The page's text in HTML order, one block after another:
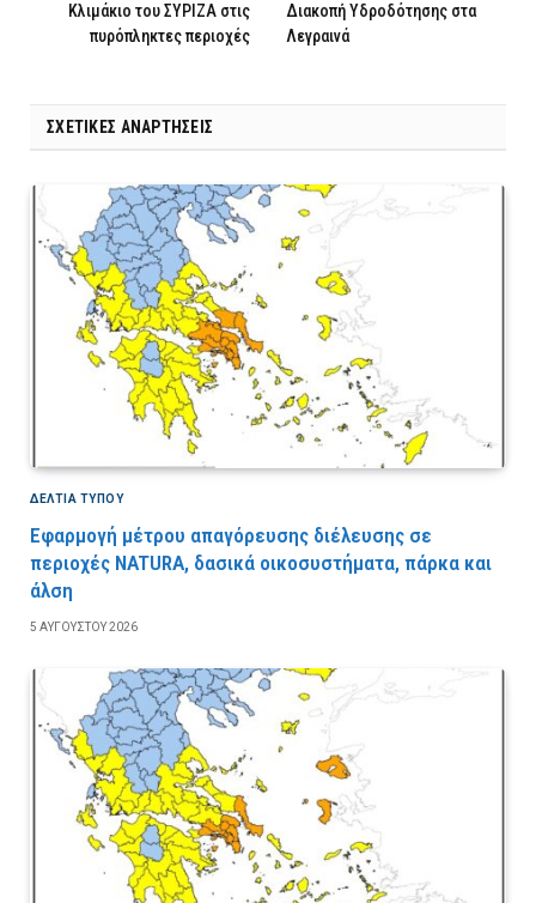
Κλιμάκιο του ΣΥΡΙΖΑ στις
πυρόπληκτες περιοχές
Διακοπή Υδροδότησης στα
Λεγραινά
ΣΧΕΤΙΚΈΣ ΑΝΑΡΤΉΣΕΙΣ
ΔΕΛΤΙΑ ΤΥΠΟΥ
Εφαρμογή μέτρου απαγόρευσης διέλευσης σε
περιοχές NATURA, δασικά οικοσυστήματα, πάρκα και
άλση
5 ΑΥΓΟΎΣΤΟΥ 2026